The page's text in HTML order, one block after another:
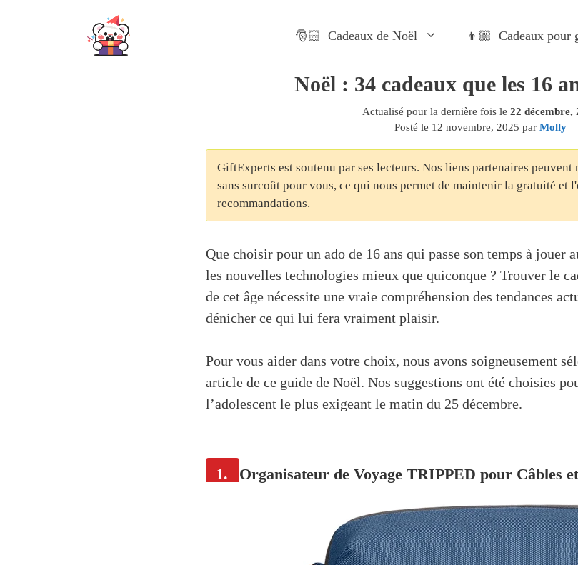
🎅🏻 Cadeaux de Noël 👦🏼 Cadeaux pour
Noël : 34 cadeaux que les 16
Actualisé pour la dernière fois le 22 décembre,
Posté le 12 novembre, 2025 par Molly
GiftExperts est soutenu par ses lecteurs. Nos liens partenaires
sans surcoût pour vous, ce qui nous permet de maintenir la gratuité et
recommandations.
Que choisir pour un ado de 16 ans qui passe son temps à jouer
les nouvelles technologies mieux que quiconque ? Trouver le
de cet âge nécessite une vraie compréhension des tendances
dénicher ce qui lui fera vraiment plaisir.
Pour vous aider dans votre choix, nous avons soigneusement
article de ce guide de Noël. Nos suggestions ont été choisies
l’adolescent le plus exigeant le matin du 25 décembre.
1. Organisateur de Voyage TRIPPED pour Câbles